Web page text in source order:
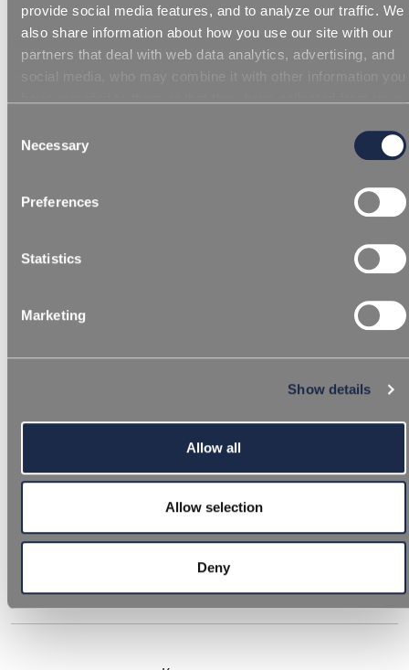
provide social media features, and to analyze our traffic. We
also share information about how you use our site with our
partners that deal with web data analytics, advertising, and
signify your acceptance of cookies and other technologies.
. Consent can be expressed
by clicking "Accept all cookies" or by selecting the different
categories of cookies.
Selection
Necessary
Preferences
Statistics
Marketing
Show details
Allow all
Allow selection
Deny
REPI
корпоративная
Кодекс
ДОПОЛНИТЕЛЬНЫЕ ЯЗЫКИ
Немецкий — Integrierte
Unternehmens Richtlinie